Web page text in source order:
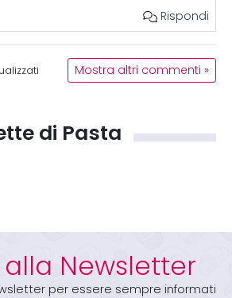
Rispondi
Mostra altri commenti »
di Pasta
alla Newsletter
per essere sempre informati